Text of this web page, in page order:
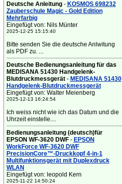
Deutsche Anleitung- KOSMOS 698232
Zauberschule Magic - Gold Edition
Mehrfarbig
Eingefügt von: Nils Münter
2025-12-25 15:15:40
Bitte senden Sie die deutsche Anlwitung
als PDF zu. ...
Deutsche Bedienungsanleitung für das
MEDISANA 51430 Handgelenk-
Blutdruckmessgerät- MEDISANA 51430
Handgelenk-Blutdruckmessgerät
Eingefügt von: Walter Meienberg
2025-12-13 16:24:54
Ich weiss nicht wie ich das Datum und die
Uhrzeit einstelle....
Bedienungsanleitung (deutsch)für
EPSON WF-3620 DWF- EPSON
WorkForce WF-3620 DWF
PrecisionCore™-Druckkopf 4-in-1
Multifunktionsgerät mit Duplexdruck
WLAN
Eingefügt von: leopold Kern
2025-11-22 14:50:24